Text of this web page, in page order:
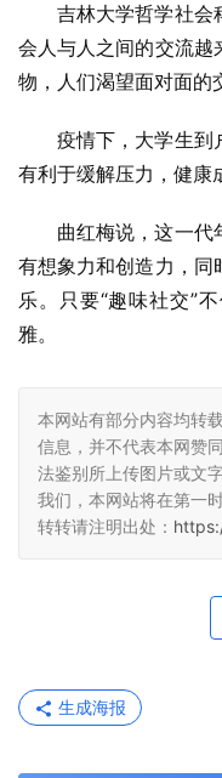
吉林大学哲学社会
会人与人之间的交流越
物，人们渴望面对面的
疫情下，大学生到
有利于缓解压力，健康
曲红梅说，这一代
有想象力和创造力，同
乐。只要“趣味社交”
雅。
本网站有部分内容均转
信息，并不代表本网赞
法鉴别所上传图片或文
我们，本网站将在第一
转转请注明出处：
生成海报